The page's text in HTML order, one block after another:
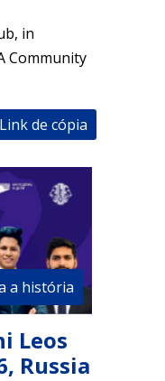
in
Community
Link de cópia
a história
Leos
Russia